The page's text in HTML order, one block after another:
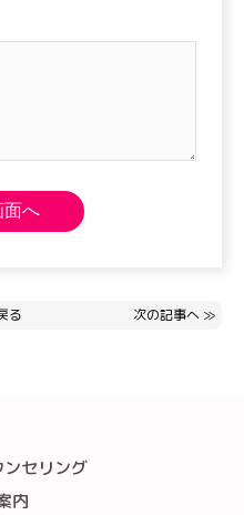
る 次の記事へ ≫
セリング
内